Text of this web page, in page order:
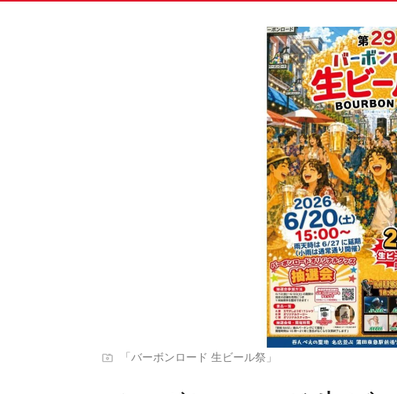
「バーボンロード 生ビール祭」